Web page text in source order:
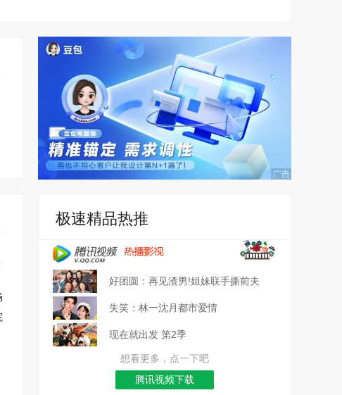
极速精品热推
好团圆：再见渣男!姐妹联手撕前夫
失笑：林一沈月都市爱情
现在就出发 第2季
想看更多，点一下吧
腾讯视频下载